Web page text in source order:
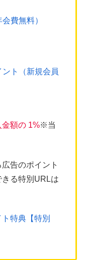
費無料）
ント（新規会員
金額の 1%※当
告のポイント
る特別URLは
特典【特別